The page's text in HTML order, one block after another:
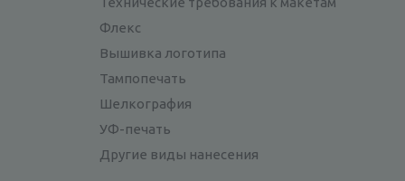
Флекс
Вышивка логотипа
Тампопечать
Шелкография
УФ-печать
Другие виды нанесения